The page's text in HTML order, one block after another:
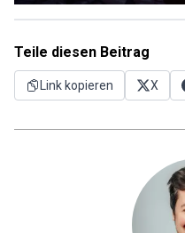
Teile diesen Beitrag
Link kopieren X